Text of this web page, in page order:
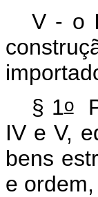
V - o
§ 1o
IV e V,
bens
e